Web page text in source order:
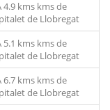
4.9 kms kms de
de Llobregat
5.1 kms kms de
de Llobregat
6.7 kms kms de
de Llobregat